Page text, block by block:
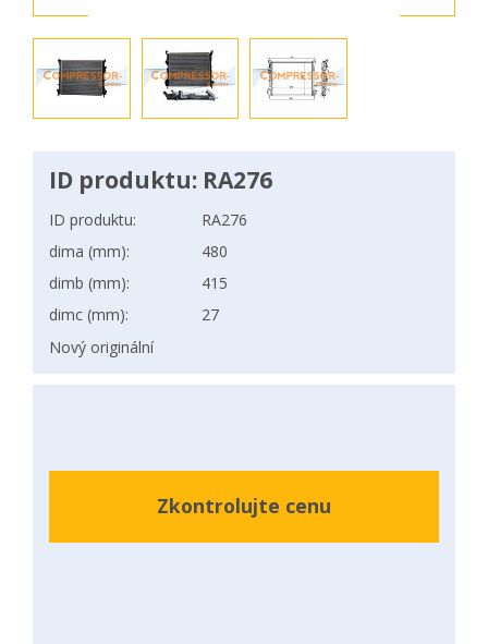
ID produktu: RA276
ID produktu:
RA276
dima (mm):
480
dimb (mm):
415
dimc (mm):
27
Nový originální
Zkontrolujte cenu